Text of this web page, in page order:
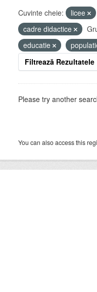
Cuvinte cheie: licee
cadre didactice
educatie
Filtrează Rezultatele
Please try another
You can also access this